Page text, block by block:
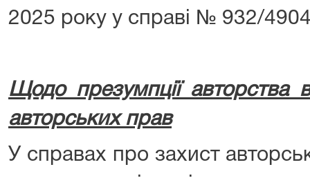
2025 року у справі № 932/
Щодо презумпції авторства
авторських прав
У справах про захист